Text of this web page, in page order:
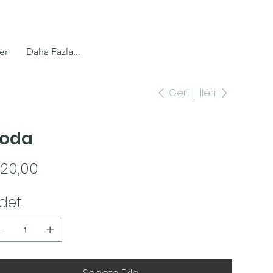
Daha Fazla...
Geri İleri